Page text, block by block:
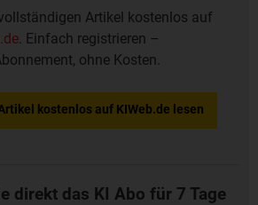
Artikel kostenlos auf
. Einfach registrieren –
ohne Kosten.
kostenlos auf KIWeb.de lesen
direkt das KI Abo für 7 Tage